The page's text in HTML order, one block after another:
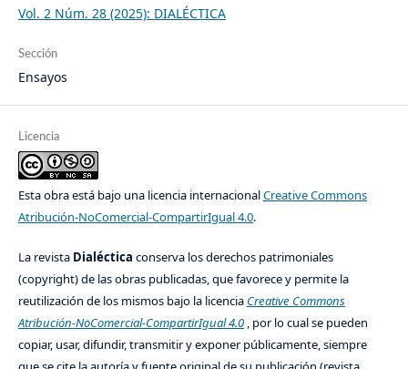
Vol. 2 Núm. 28 (2025): DIALÉCTICA
Sección
Ensayos
Licencia
Esta obra está bajo una licencia internacionalCreative Commons
Atribución-NoComercial-CompartirIgual 4.0.
La revista Dialéctica conserva los derechos patrimoniales
(copyright) de las obras publicadas, que favorece y permite la
reutilización de los mismos bajo la licencia Creative Commons
Atribución-NoComercial-CompartirIgual 4.0, por lo cual se pueden
copiar, usar, difundir, transmitir y exponer públicamente, siempre